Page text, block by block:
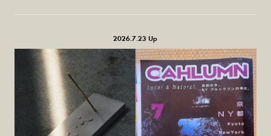
2026.7.23 Up